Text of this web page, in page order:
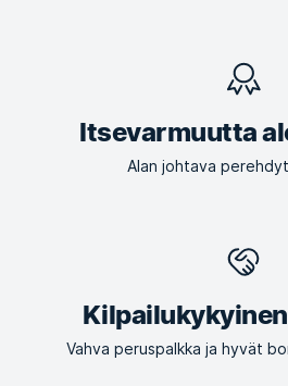
Itsevarmuutta
Alan johtava
Vahva peruspalkka ja hyvät